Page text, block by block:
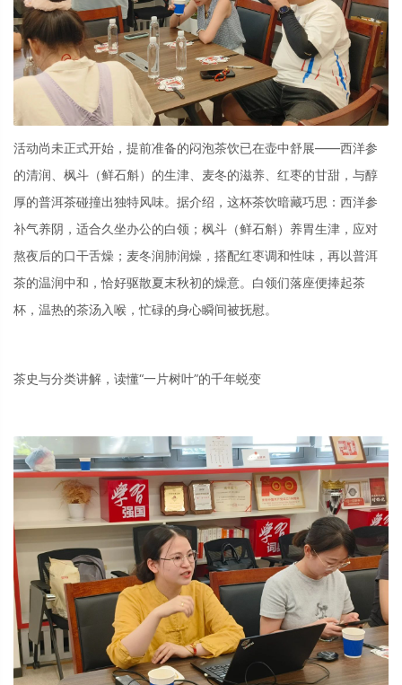
活动尚未正式开始，提前准备的闷泡茶饮已在壶中舒展——西洋参
的清润、枫斗（鲜石斛）的生津、麦冬的滋养、红枣的甘甜，与醇
厚的普洱茶碰撞出独特风味。据介绍，这杯茶饮暗藏巧思：西洋参
补气养阴，适合久坐办公的白领；枫斗（鲜石斛）养胃生津，应对
熬夜后的口干舌燥；麦冬润肺润燥，搭配红枣调和性味，再以普洱
茶的温润中和，恰好驱散夏末秋初的燥意。白领们落座便捧起茶
杯，温热的茶汤入喉，忙碌的身心瞬间被抚慰。
茶史与分类讲解，读懂“一片树叶”的千年蜕变